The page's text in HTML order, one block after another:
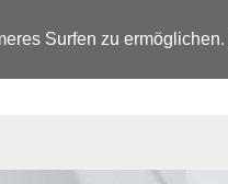
Surfen zu ermöglichen.